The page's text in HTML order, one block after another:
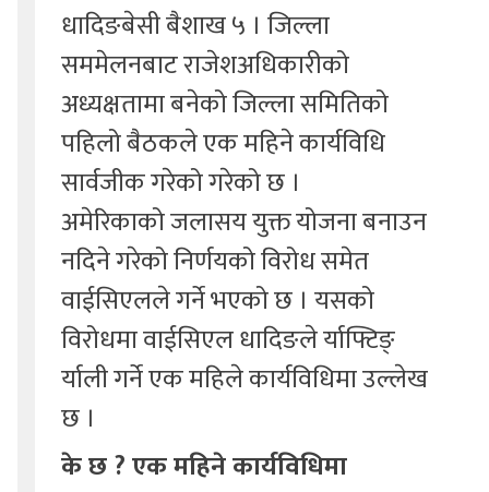
धादिङबेसी बैशाख ५ । जिल्ला
सममेलनबाट राजेशअधिकारीको
अध्यक्षतामा बनेको जिल्ला समितिको
पहिलो बैठकले एक महिने कार्यविधि
सार्वजीक गरेको गरेको छ ।
अमेरिकाको जलासय युक्त योजना बनाउन
नदिने गरेको निर्णयको विरोध समेत
वाईसिएलले गर्ने भएको छ । यसको
विरोधमा वाईसिएल धादिङले र्याफ्टिङ्
र्याली गर्ने एक महिले कार्यविधिमा उल्लेख
छ ।
के छ ? एक महिने कार्यविधिमा